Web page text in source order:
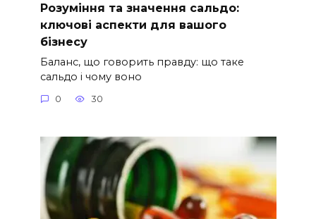
Розуміння та значення сальдо:
ключові аспекти для вашого
бізнесу
Баланс, що говорить правду: що таке
сальдо і чому воно
0 30